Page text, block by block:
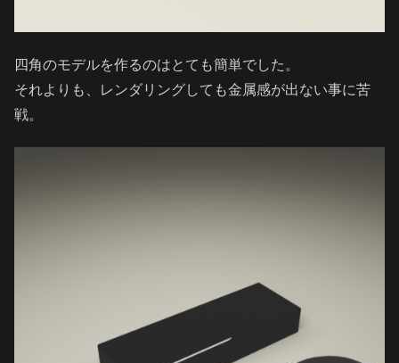
四角のモデルを作るのはとても簡単でした。
それよりも、レンダリングしても金属感が出ない事に苦
戦。